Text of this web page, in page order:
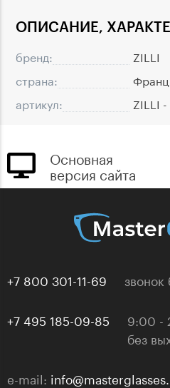
ОПИСАНИЕ,
бренд:
ZILLI
страна:
артикул:
ZILLI
Основная
версия сайта
+7 800 301-11-69 звонок
+7 495 185-09-85
9:00 -
без
e-mail: